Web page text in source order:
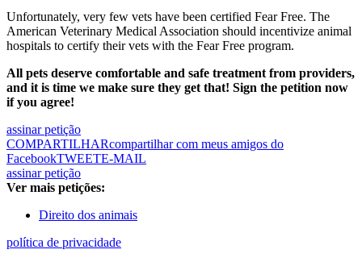
Unfortunately, very few vets have been certified Fear Free. The
American Veterinary Medical Association should incentivize animal
hospitals to certify their vets with the Fear Free program.
All pets deserve comfortable and safe treatment from providers,
and it is time we make sure they get that! Sign the petition now
if you agree!
assinar petição
COMPARTILHARcompartilhar com meus amigos do
FacebookTWEETE-MAIL
assinar petição
Ver mais petições:
Direito dos animais
política de privacidade